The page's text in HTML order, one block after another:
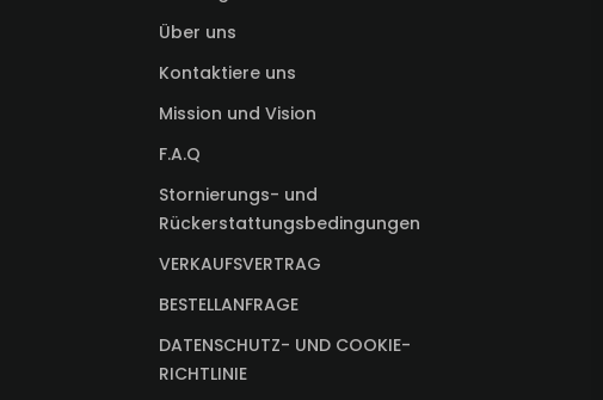
Über uns
Kontaktiere uns
Mission und Vision
F.A.Q
Stornierungs- und
Rückerstattungsbedingungen
VERKAUFSVERTRAG
BESTELLANFRAGE
DATENSCHUTZ- UND COOKIE-
RICHTLINIE